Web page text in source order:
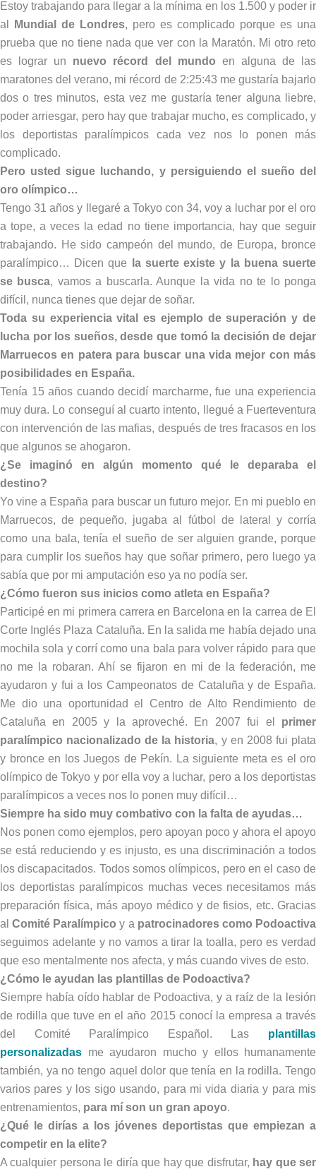
Estoy trabajando para llegar a la mínima en los 1.500 y poder ir
al
Mundial de Londres, pero es complicado porque es una
prueba que no tiene nada que ver con la Maratón. Mi otro reto
es lograr un nuevo récord del mundo en alguna de las
maratones del verano, mi récord de 2:25:43 me gustaría bajarlo
dos o tres minutos, esta vez me gustaría tener alguna liebre,
poder arriesgar, pero hay que trabajar mucho, es complicado, y
los deportistas paralímpicos cada vez nos lo ponen más
complicado.
Pero usted sigue luchando, y persiguiendo el sueño del
oro olímpico…
Tengo 31 años y llegaré a Tokyo con 34, voy a luchar por el oro
a tope, a veces la edad no tiene importancia, hay que seguir
trabajando. He sido campeón del mundo, de Europa, bronce
paralímpico… Dicen que
la suerte existe y la buena suerte
se busca, vamos a buscarla. Aunque la vida no te lo ponga
difícil, nunca tienes que dejar de soñar.
Toda su experiencia vital es ejemplo de superación y de
lucha por los sueños, desde que tomó la decisión de dejar
Marruecos en patera para buscar una vida mejor con más
posibilidades en España.
Tenía 15 años cuando decidí marcharme, fue una experiencia
muy dura. Lo conseguí al cuarto intento, llegué a Fuerteventura
con intervención de las mafias, después de tres fracasos en los
que algunos se ahogaron.
¿Se imaginó en algún momento qué le deparaba el
destino?
Yo vine a España para buscar un futuro mejor. En mi pueblo en
Marruecos, de pequeño, jugaba al fútbol de lateral y corría
como una bala, tenía el sueño de ser alguien grande, porque
para cumplir los sueños hay que soñar primero, pero luego ya
sabía que por mi amputación eso ya no podía ser.
¿Cómo fueron sus inicios como atleta en España?
Participé en mi primera carrera en Barcelona en la carrea de El
Corte Inglés Plaza Cataluña. En la salida me había dejado una
mochila sola y corrí como una bala para volver rápido para que
no me la robaran. Ahí se fijaron en mi de la federación, me
ayudaron y fui a los Campeonatos de Cataluña y de España.
Me dio una oportunidad el Centro de Alto Rendimiento de
Cataluña en 2005 y la aproveché. En 2007 fui el primer
paralímpico nacionalizado de la historia, y en 2008 fui plata
y bronce en los Juegos de Pekín. La siguiente meta es el oro
olímpico de Tokyo y por ella voy a luchar, pero a los deportistas
paralímpicos a veces nos lo ponen muy difícil…
Siempre ha sido muy combativo con la falta de ayudas…
Nos ponen como ejemplos, pero apoyan poco y ahora el apoyo
se está reduciendo y es injusto, es una discriminación a todos
los discapacitados. Todos somos olímpicos, pero en el caso de
los deportistas paralímpicos muchas veces necesitamos más
preparación física, más apoyo médico y de fisios, etc. Gracias
alComité Paralímpico y a patrocinadores como Podoactiva
seguimos adelante y no vamos a tirar la toalla, pero es verdad
que eso mentalmente nos afecta, y más cuando vives de esto.
¿Cómo le ayudan las plantillas de Podoactiva?
Siempre había oído hablar de Podoactiva, y a raíz de la lesión
de rodilla que tuve en el año 2015 conocí la empresa a través
del Comité Paralímpico Español. Las plantillas
personalizadas me ayudaron mucho y ellos humanamente
también, ya no tengo aquel dolor que tenía en la rodilla. Tengo
varios pares y los sigo usando, para mi vida diaria y para mis
entrenamientos, para mí son un gran apoyo.
¿Qué le dirías a los jóvenes deportistas que empiezan a
competir en la elite?
A cualquier persona le diría que hay que disfrutar, hay que ser